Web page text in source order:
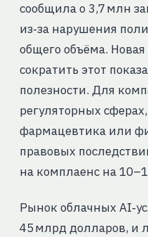
сообщила о 3,7 млн
из‑за нарушения
общего объёма.
сократить этот
полезности. Для
регуляторных
фармацевтика или
правовых
на комплаенс на
Рынок облачных
45 млрд долларов, и